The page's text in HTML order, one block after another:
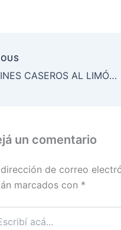
TALLARINES CASEROS AL LIMÓN CON CREMA DE PUERROS Y CHAMPAGNE
un comentario
dirección de correo
marcados con *